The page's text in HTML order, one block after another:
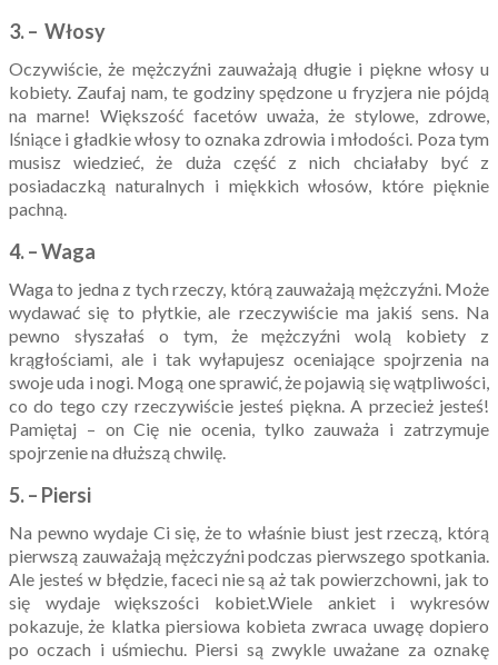
3. – Włosy
Oczywiście, że mężczyźni zauważają długie i piękne włosy u
kobiety. Zaufaj nam, te godziny spędzone u fryzjera nie pójdą
na marne! Większość facetów uważa, że stylowe, zdrowe,
lśniące i gładkie włosy to oznaka zdrowia i młodości. Poza tym
musisz wiedzieć, że duża część z nich chciałaby być z
posiadaczką naturalnych i miękkich włosów, które pięknie
pachną.
4. – Waga
Waga to jedna z tych rzeczy, którą zauważają mężczyźni. Może
wydawać się to płytkie, ale rzeczywiście ma jakiś sens. Na
pewno słyszałaś o tym, że mężczyźni wolą kobiety z
krągłościami, ale i tak wyłapujesz oceniające spojrzenia na
swoje uda i nogi. Mogą one sprawić, że pojawią się wątpliwości,
co do tego czy rzeczywiście jesteś piękna. A przecież jesteś!
Pamiętaj – on Cię nie ocenia, tylko zauważa i zatrzymuje
spojrzenie na dłuższą chwilę.
5. – Piersi
Na pewno wydaje Ci się, że to właśnie biust jest rzeczą, którą
pierwszą zauważają mężczyźni podczas pierwszego spotkania.
Ale jesteś w błędzie, faceci nie są aż tak powierzchowni, jak to
się wydaje większości kobiet.Wiele ankiet i wykresów
pokazuje, że klatka piersiowa kobieta zwraca uwagę dopiero
po oczach i uśmiechu. Piersi są zwykle uważane za oznakę